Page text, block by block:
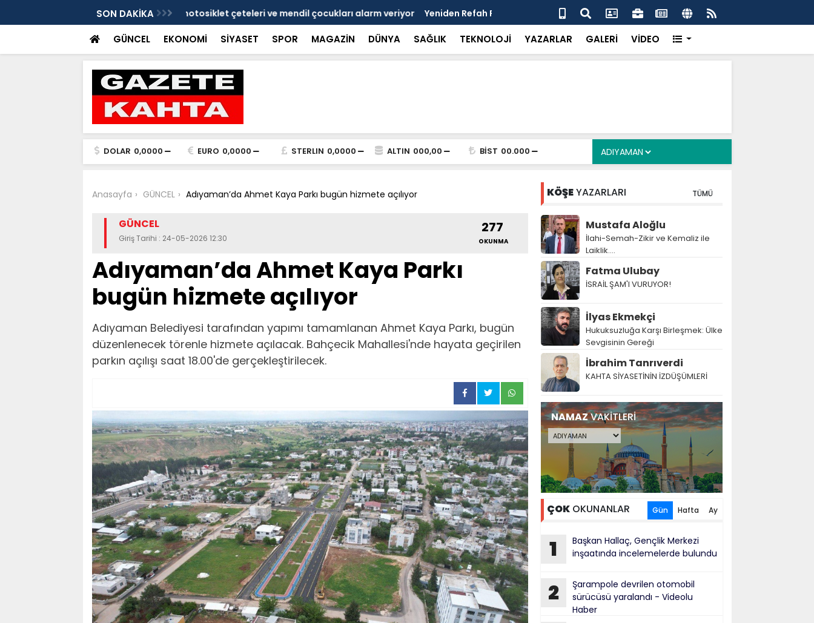
SON DAKİKA
ve mendil çocukları alarm veriyor
Yeniden Refah Partisi'nde Nedim Özbey'in acısı: 'Bu olay hepimize
ders olsun'
Kozağaç Ana Deposu devrede: 101 yerleşim birimini kapsayan dev su
projesinde önemli eşik aşıldı
GÜNCEL EKONOMİ SİYASET SPOR MAGAZİN DÜNYA SAĞLIK TEKNOLOJİ YAZARLAR GALERİ VİDEO
DOLAR 0,0000 EURO 0,0000 STERLIN 0,0000 ALTIN 000,00 BİST 00.000
Anasayfa GÜNCEL Adıyaman’da Ahmet Kaya Parkı bugün hizmete açılıyor
GÜNCEL
Giriş Tarihi : 24-05-2026 12:30
277
OKUNMA
Adıyaman’da Ahmet Kaya Parkı
bugün hizmete açılıyor
Adıyaman Belediyesi tarafından yapımı tamamlanan Ahmet Kaya Parkı, bugün
düzenlenecek törenle hizmete açılacak. Bahçecik Mahallesi'nde hayata geçirilen
parkın açılışı saat 18.00'de gerçekleştirilecek.
KÖŞEYAZARLARI TÜMÜ
Mustafa Aloğlu
İlahi-Semah-Zikir ve Kemaliz ile
Laiklik….
Fatma Ulubay
İSRAİL ŞAM'I VURUYOR!
İlyas Ekmekçi
Hukuksuzluğa Karşı Birleşmek: Ülke
Sevgisinin Gereği
İbrahim Tanrıverdi
KAHTA SİYASETİNİN İZDÜŞÜMLERİ
NAMAZVAKİTLERİ
ÇOKOKUNANLAR Gün Hafta Ay
1
Başkan Hallaç, Gençlik Merkezi
inşaatında incelemelerde bulundu
2
Şarampole devrilen otomobil
sürücüsü yaralandı - Videolu
Haber